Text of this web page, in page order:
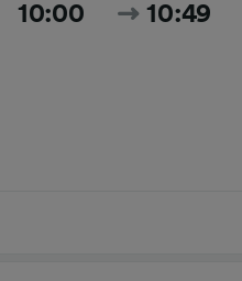
10:00 10:49